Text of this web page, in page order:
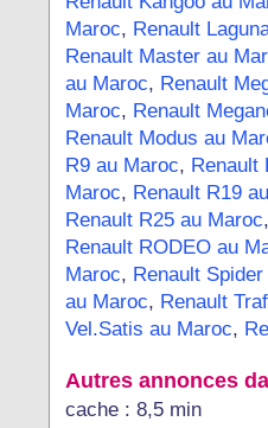
Maroc, Renault
Renault Master au
au Maroc, Renault
Maroc, Renault
Renault Modus au
R9 au Maroc, Renault
Maroc, Renault R19
Renault R25 au Maroc
Renault RODEO au
Maroc, Renault
au Maroc, Renault
Vel.Satis au Maroc,
Autres annonces
cache : 8,5 min